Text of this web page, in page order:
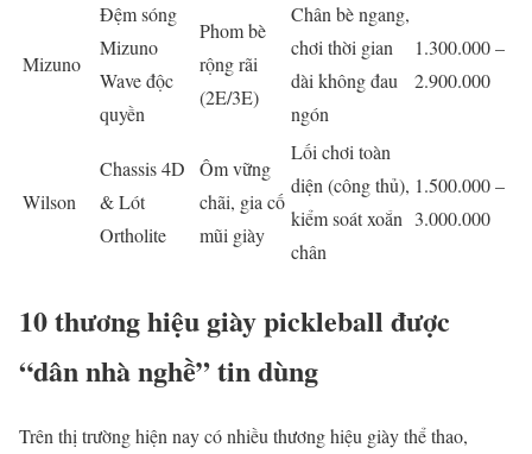
Mizuno
Đệm sóng
Mizuno
Wave độc
quyền
Phom bè
rộng rãi
(2E/3E)
Chân bè ngang,
chơi thời gian
dài không đau
ngón
1.300.000 –
2.900.000
Wilson
Chassis 4D
& Lót
Ortholite
Ôm vững
chãi, gia cố
mũi giày
Lối chơi toàn
diện (công thủ),
kiểm soát xoắn
chân
1.500.000 –
3.000.000
10 thương hiệu giày pickleball được
“dân nhà nghề” tin dùng
Trên thị trường hiện nay có nhiều thương hiệu giày thể thao,